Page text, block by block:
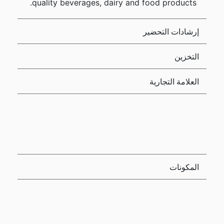
quality beverages, dairy and food products.
إرشادات التحضير
التخزين
العلامة التجارية
المكونات